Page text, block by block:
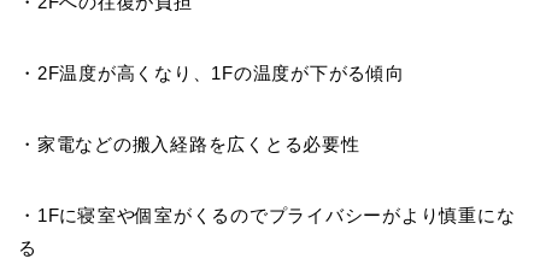
・2F温度が高くなり、1Fの温度が下がる傾向
・家電などの搬入経路を広くとる必要性
・1Fに寝室や個室がくるのでプライバシーがより慎重にな
る